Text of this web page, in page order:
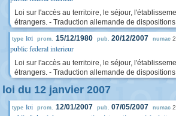
Loi sur l'accès au territoire, le séjour,
étrangers. - Traduction allemande de
type loi prom. 15/12/1980 pub. 20/12/2007 numac
public federal interieur
Loi sur l'accès au territoire, le séjour,
étrangers. - Traduction allemande de
loi du 12 janvier 2007
type loi prom. 12/01/2007 pub. 07/05/2007 numac